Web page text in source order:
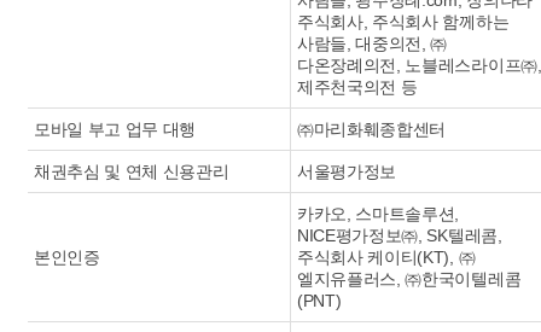
주식회사, 주식회사 함께하는
사람들, 대중의전, ㈜
다온장례의전, 노블레스라이프㈜,
제주천국의전 등
모바일 부고 업무 대행 ㈜마리화훼종합센터
채권추심 및 연체 신용관리 서울평가정보
본인인증
카카오, 스마트솔루션,
NICE평가정보㈜, SK텔레콤,
주식회사 케이티(KT), ㈜
엘지유플러스, ㈜한국이텔레콤
(PNT)